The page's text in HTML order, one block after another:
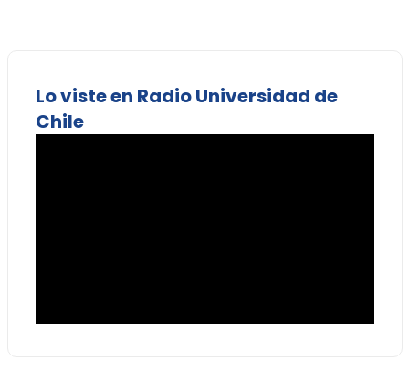
Lo viste en Radio Universidad de
Chile